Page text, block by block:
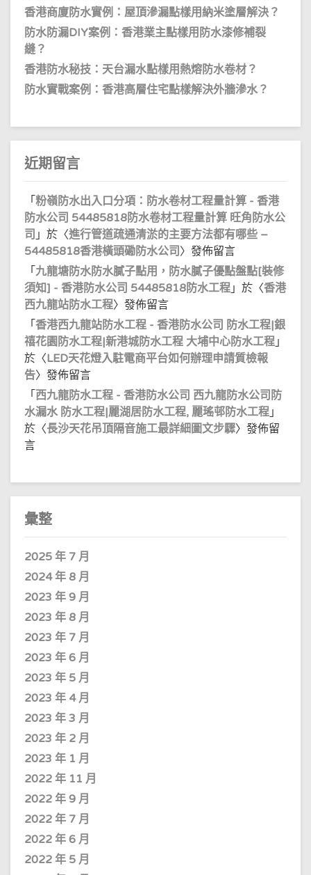
香港商廈防水實例：屋頂滲漏點樣用納米塗層解決？
防水防漏DIY案例：香港業主點樣用防水漆修補裂
縫？
香港防水秘技：天台漏水點樣用熱熔防水卷材？
防水實戰案例：香港高層住宅點樣解決外牆滲水？
近期留言
「 粉嶺防水出入口分項：防水卷材工程量計算 - 香港
防水公司 54485818防水卷材工程量計算 旺角防水公
司 」於〈進行管道疏通清淤的主要方法都有哪些 –
54485818香港橫頭磡防水公司 〉發佈留言
「 九龍塘防水防水膩子點用，防水膩子優點盤點[裝修
須知] - 香港防水公司 54485818防水工程 」於〈香港
西九龍站防水工程〉發佈留言
「 香港西九龍站防水工程 - 香港防水公司 防水工程|銀
禧花園防水工程|新港城防水工程 大埔中心防水工程 」
於〈LED天花燈入駐電商平台如何辦理申請質檢報
告〉發佈留言
「 西九龍防水工程 - 香港防水公司 西九龍防水公司防
水漏水 防水工程|麗湖居防水工程, 麗瑤邨防水工程 」
於〈長沙天花吊頂隔音施工最詳細圖文步驟〉發佈留
言
彙整
2025 年 7 月
2024 年 8 月
2023 年 9 月
2023 年 8 月
2023 年 7 月
2023 年 6 月
2023 年 5 月
2023 年 4 月
2023 年 3 月
2023 年 2 月
2023 年 1 月
2022 年 11 月
2022 年 9 月
2022 年 7 月
2022 年 6 月
2022 年 5 月